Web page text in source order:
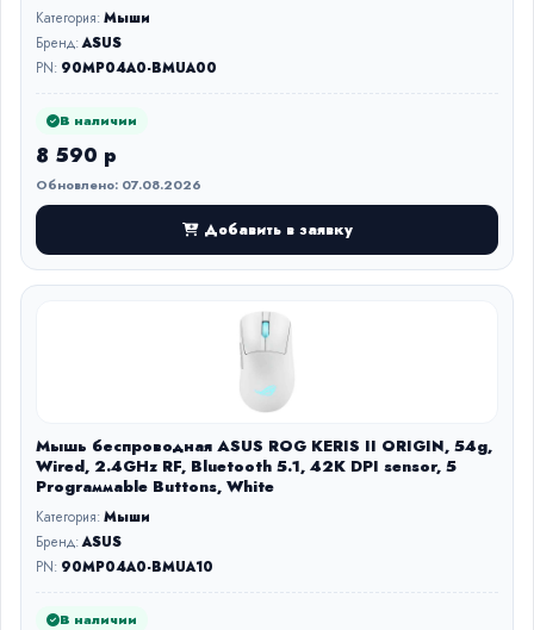
Категория:Мыши
Бренд:ASUS
PN: 90MP04A0-BMUA00
В наличии
8 590 р
Обновлено: 07.08.2026
Добавить в заявку
Мышь беспроводная ASUS ROG KERIS II ORIGIN, 54g,
Wired, 2.4GHz RF, Bluetooth 5.1, 42K DPI sensor, 5
Prograммable Buttons, White
Категория:Мыши
Бренд:ASUS
PN: 90MP04A0-BMUA10
В наличии